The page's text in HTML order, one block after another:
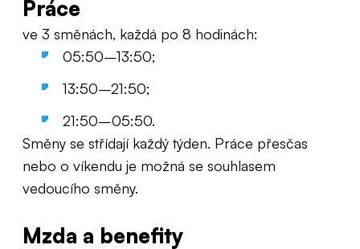
Práce
ve 3 směnách, každá po 8 hodinách:
05:50–13:50;
13:50–21:50;
21:50–05:50.
Směny se střídají každý týden. Práce přesčas
nebo o víkendu je možná se souhlasem
vedoucího směny.
Mzda a benefity